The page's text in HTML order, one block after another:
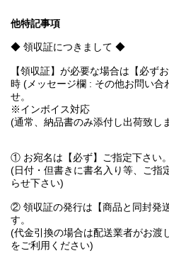
他特記事項
◆ 領収証につきまして ◆
【領収証】が必要な場合は【必ず
時 (メッセージ欄 : その他お問い合
せ。
※インボイス対応
(通常、納品書のみ添付し出荷致し
① お宛名は【必ず】ご指定下さい。
(日付・但書きに書名入り等、ご指
らせ下さい)
② 領収証の発行は【商品と同封発
す。
(代金引換の場合は配送業者がお渡
をご利用ください)